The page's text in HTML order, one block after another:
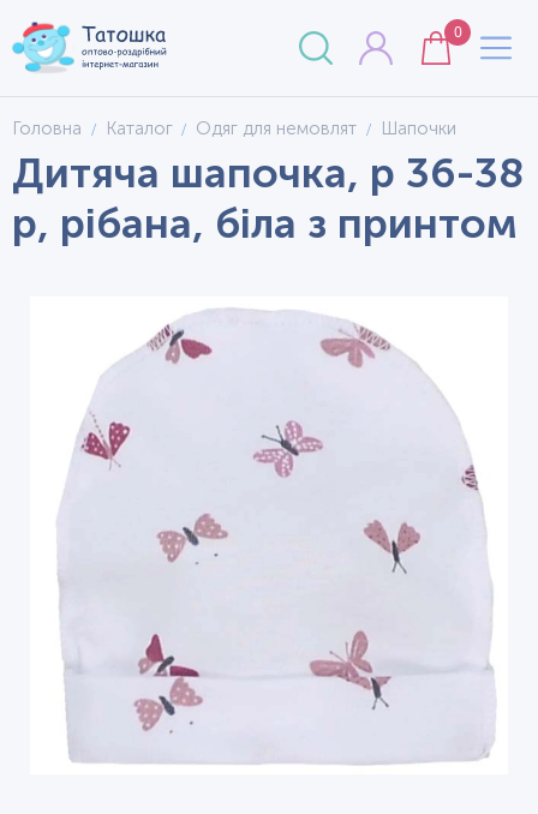
0
Головна Каталог Одяг для немовлят Шапочки
Дитяча шапочка, р 36-38
р, рібана, біла з принтом